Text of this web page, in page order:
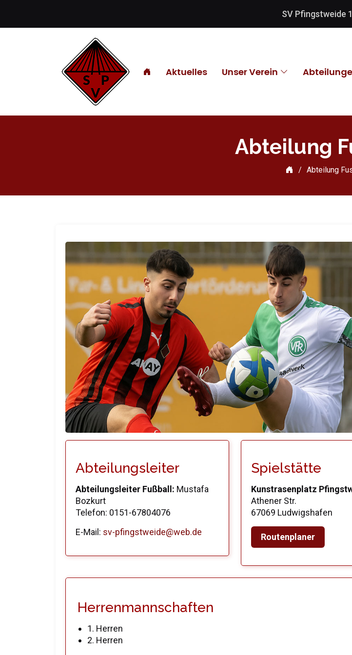
SV Pfingstweide
Aktuelles Unser Verein
Abteilung
Abteilung
Abteilungsleiter
Abteilungsleiter Fußball: Mustafa
Bozkurt
Telefon: 0151-67804076
E-Mail: sv-pfingstweide@web.de
Spielstätte
Kunstrasenplatz
Athener Str.
67069 Ludwigshafen
Routenplaner
Herrenmannschaften
1. Herren
2. Herren